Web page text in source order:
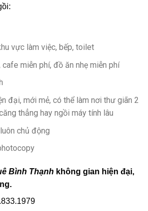
vực làm việc, bếp, toilet
cafe miễn phí, đồ ăn nhẹ miễn phí
đại, mới mẻ, có thể làm nơi thư giãn 2
thẳng hay ngồi máy tính lâu
chủ động
Bình Thạnh không gian hiện đại,